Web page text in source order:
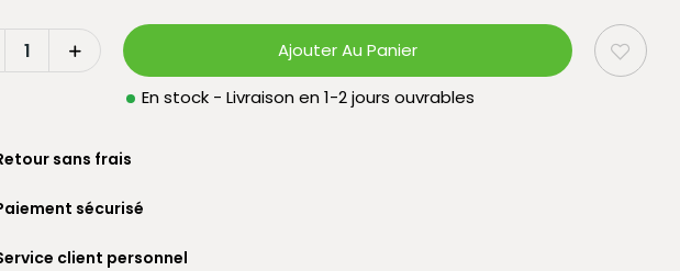
Ajouter Au Panier
En stock - Livraison en 1-2 jours ouvrables
sans frais
sécurisé
client personnel